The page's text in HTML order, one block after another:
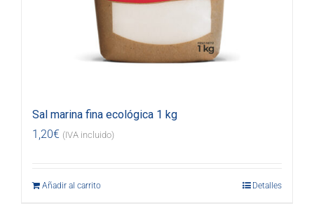
Sal marina fina ecológica 1 kg
1,20€ (IVA incluido)
Añadir al carrito Detalles